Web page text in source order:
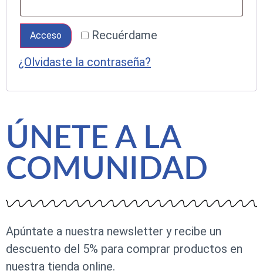
Recuérdame
Acceso
¿Olvidaste la contraseña?
ÚNETE A LA
COMUNIDAD
Apúntate a nuestra newsletter y recibe un
descuento del 5% para comprar productos en
nuestra tienda online.